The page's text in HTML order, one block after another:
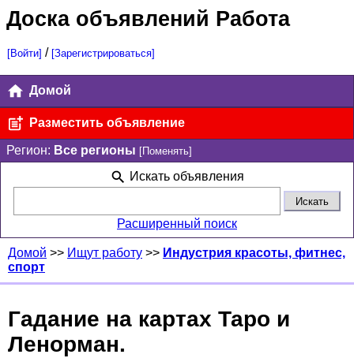
Доска объявлений Работа
[Войти] / [Зарегистрироваться]
Домой
Разместить объявление
Регион: Все регионы [Поменять]
Искать объявления
Расширенный поиск
Домой >> Ищут работу >> Индустрия красоты, фитнес,
спорт
Гадание на картах Таро и
Ленорман.